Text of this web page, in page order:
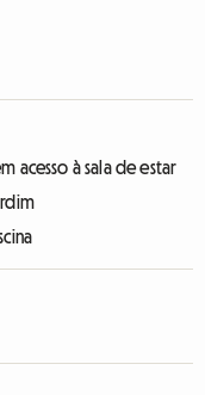
acesso à sala de estar